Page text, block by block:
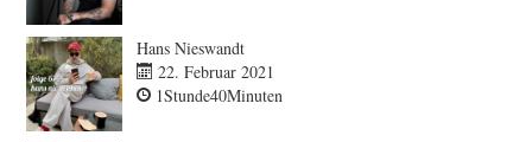
Hans Nieswandt
22. Februar 2021
1Stunde40Minuten